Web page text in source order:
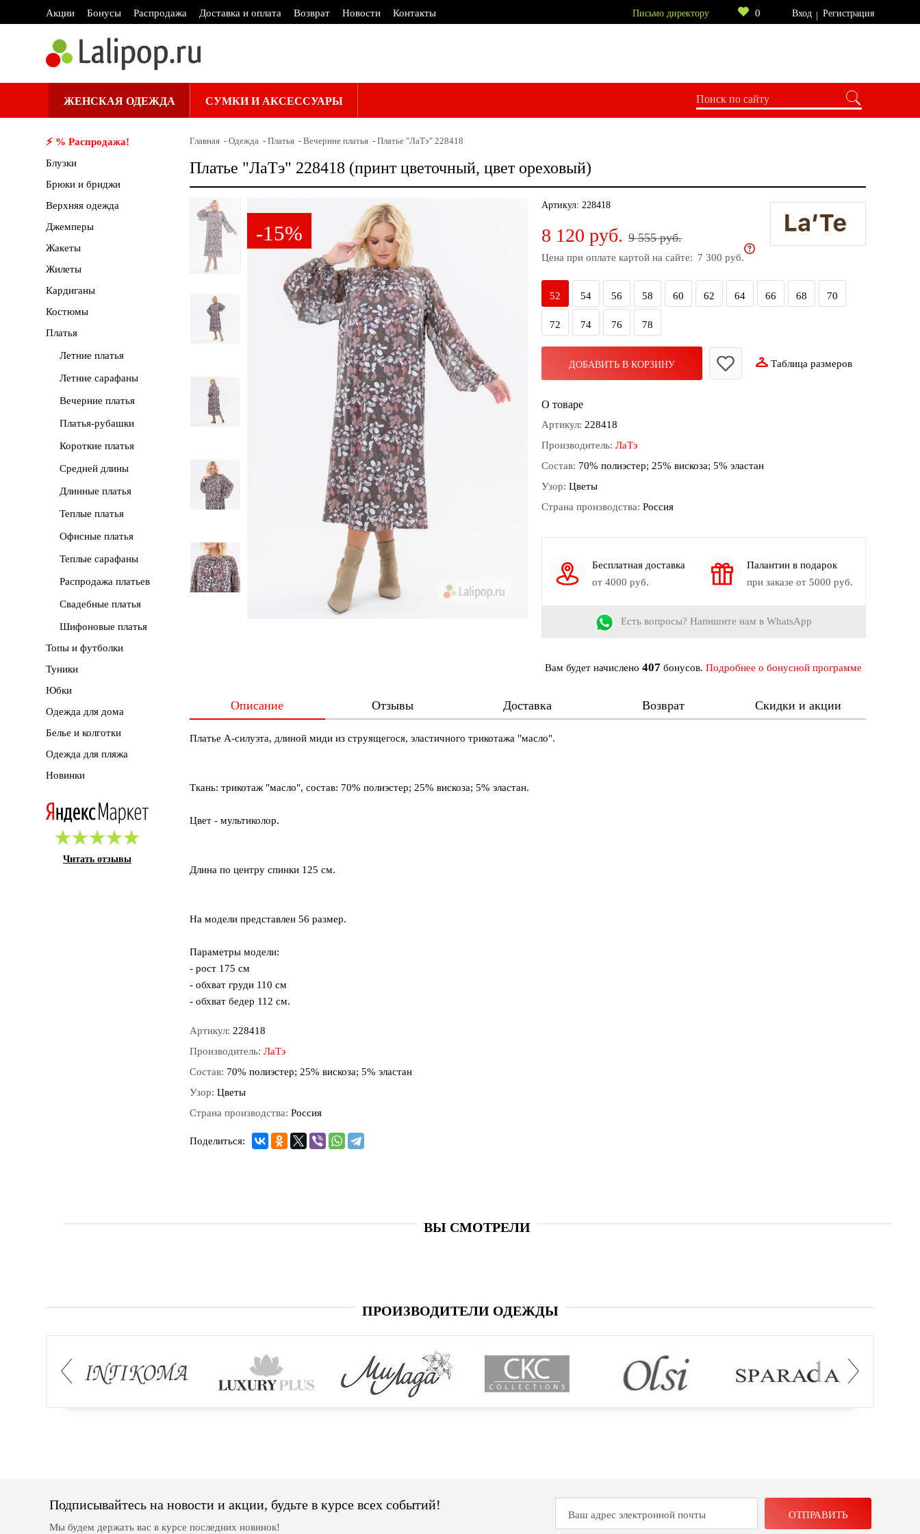
Акции Бонусы Распродажа Доставка и оплата Возврат Новости Контакты Письмо директору 0 Вход Регистрация
ЖЕНСКАЯ ОДЕЖДА СУМКИ И АКСЕССУАРЫ
⚡️ % Распродажа!
Блузки
Брюки и бриджи
Верхняя одежда
Джемперы
Жакеты
Жилеты
Кардиганы
Костюмы
Платья
Летние платья
Летние сарафаны
Вечерние платья
Платья-рубашки
Короткие платья
Средней длины
Длинные платья
Теплые платья
Офисные платья
Теплые сарафаны
Распродажа платьев
Свадебные платья
Шифоновые платья
Топы и футболки
Туники
Юбки
Одежда для дома
Белье и колготки
Одежда для пляжа
Новинки
Читать отзывы
Главная Одежда Платья Вечерние платья Платье "ЛаТэ" 228418
Платье "ЛаТэ" 228418 (принт цветочный, цвет ореховый)
-15%
Артикул: 228418
8 120 руб. 9 555 руб.
Цена при оплате картой на сайте: 7 300 руб.
52 54 56 58 60 62 64 66 68 70
72 74 76 78
ДОБАВИТЬ В КОРЗИНУ Таблица размеров
О товаре
Артикул: 228418
Производитель: ЛаТэ
Состав: 70% полиэстер; 25% вискоза; 5% эластан
Узор: Цветы
Страна производства: Россия
Бесплатная доставка
от 4000 руб.
Палантин в подарок
при заказе от 5000 руб.
Есть вопросы? Напишите нам в WhatsApp
Вам будет начислено407 бонусов.Подробнее о бонусной программе
Описание Отзывы Доставка Возврат Скидки и акции
Платье А-силуэта, длиной миди из струящегося, эластичного трикотажа "масло".
Ткань: трикотаж "масло", состав: 70% полиэстер; 25% вискоза; 5% эластан.
Цвет - мультиколор.
Длина по центру спинки 125 см.
На модели представлен 56 размер.
Параметры модели:
- рост 175 см
- обхват груди 110 см
- обхват бедер 112 см.
Артикул: 228418
Производитель: ЛаТэ
Состав: 70% полиэстер; 25% вискоза; 5% эластан
Узор: Цветы
Страна производства: Россия
Поделиться:
ВЫ СМОТРЕЛИ
ПРОИЗВОДИТЕЛИ ОДЕЖДЫ
Подписывайтесь на новости и акции, будьте в курсе всех событий!
Мы будем держать вас в курсе последних новинок!